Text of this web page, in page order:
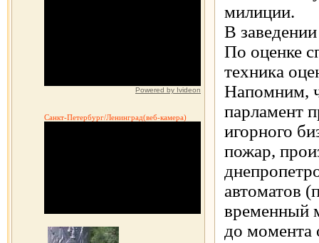
Powered by Ivideon
Санкт-Петербург/Ленинград(веб-камера)
милиции.
В
По оценке
техника
Напомним,
парламент
игорного
пожар,
автоматов
временный
до момента